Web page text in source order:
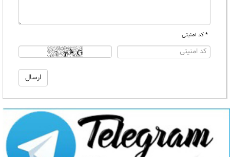
* کد امنیتی